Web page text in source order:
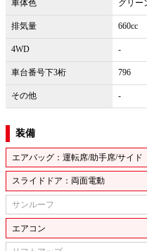
車体色 グリー
排気量 660cc
4WD -
車台番号下3桁 796
その他 -
装備
エアバッグ：運転席/助手席/サイド
スライドドア：両面電動
サンルーフ
エアコン